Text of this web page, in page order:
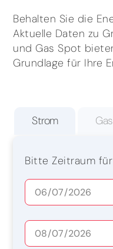
Behalten Sie die
Aktuelle Daten zu
und Gas Spot
Grundlage für Ihre
Strom Gas
Bitte Zeitraum